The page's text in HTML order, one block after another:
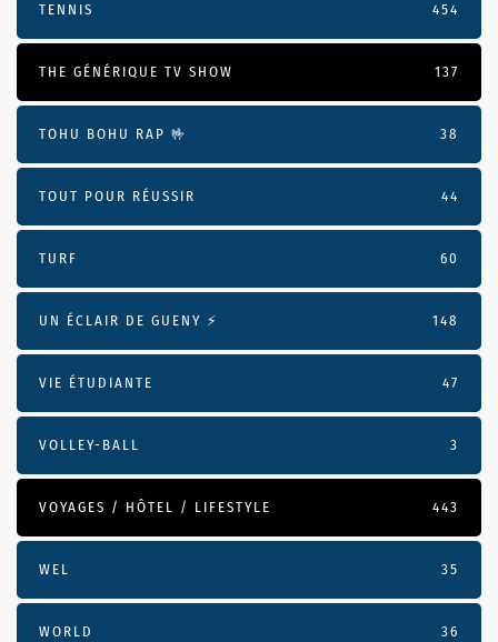
TENNIS 454
THE GÉNÉRIQUE TV SHOW 137
TOHU BOHU RAP 🤟 38
TOUT POUR RÉUSSIR 44
TURF 60
UN ÉCLAIR DE GUENY ⚡️ 148
VIE ÉTUDIANTE 47
VOLLEY-BALL 3
VOYAGES / HÔTEL / LIFESTYLE 443
WEL 35
WORLD 36